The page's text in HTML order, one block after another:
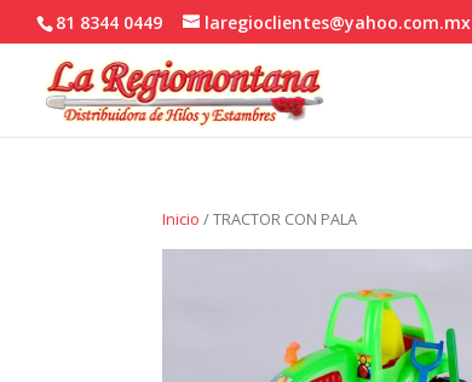
81 8344 0449 laregioclientes@yahoo.com.mx
Inicio / TRACTOR CON PALA